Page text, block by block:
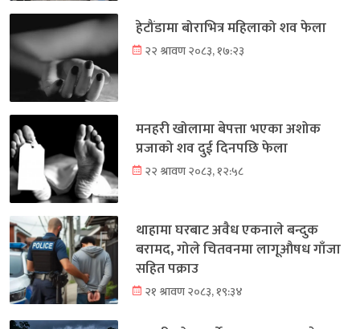
हेटौंडामा बोराभित्र महिलाको शव फेला
२२ श्रावण २०८३, १७:२३
मनहरी खोलामा बेपत्ता भएका अशोक
प्रजाको शव दुई दिनपछि फेला
२२ श्रावण २०८३, १२:५८
थाहामा घरबाट अवैध एकनाले बन्दुक
बरामद, गोले चितवनमा लागूऔषध गाँजा
सहित पक्राउ
२१ श्रावण २०८३, १९:३४